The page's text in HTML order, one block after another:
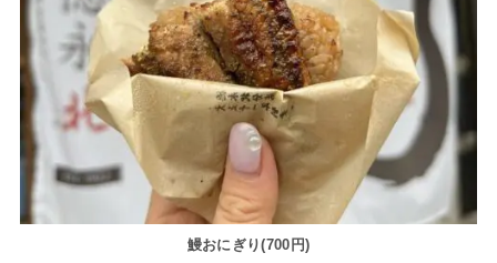
鰻おにぎり(700円)